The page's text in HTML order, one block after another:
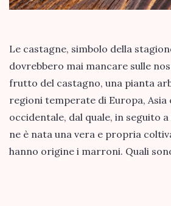
Le castagne, simbolo della
dovrebbero mai mancare sulle
frutto del castagno, una pianta
regioni temperate di Europa, Asia
occidentale, dal quale, in seguito
ne è nata una vera e propria
hanno origine i marroni. Quali